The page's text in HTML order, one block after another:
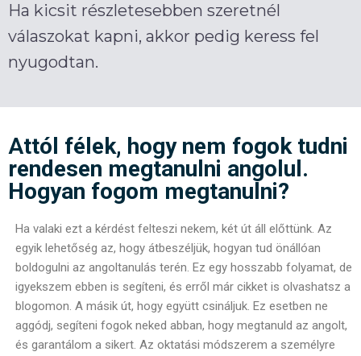
Ha kicsit részletesebben szeretnél
válaszokat kapni, akkor pedig keress fel
nyugodtan.
Attól félek, hogy nem fogok tudni
rendesen megtanulni angolul.
Hogyan fogom megtanulni?
Ha valaki ezt a kérdést felteszi nekem, két út áll előttünk. Az
egyik lehetőség az, hogy átbeszéljük, hogyan tud önállóan
boldogulni az angoltanulás terén. Ez egy hosszabb folyamat, de
igyekszem ebben is segíteni, és erről már cikket is olvashatsz a
blogomon. A másik út, hogy együtt csináljuk. Ez esetben ne
aggódj, segíteni fogok neked abban, hogy megtanuld az angolt,
és garantálom a sikert. Az oktatási módszerem a személyre